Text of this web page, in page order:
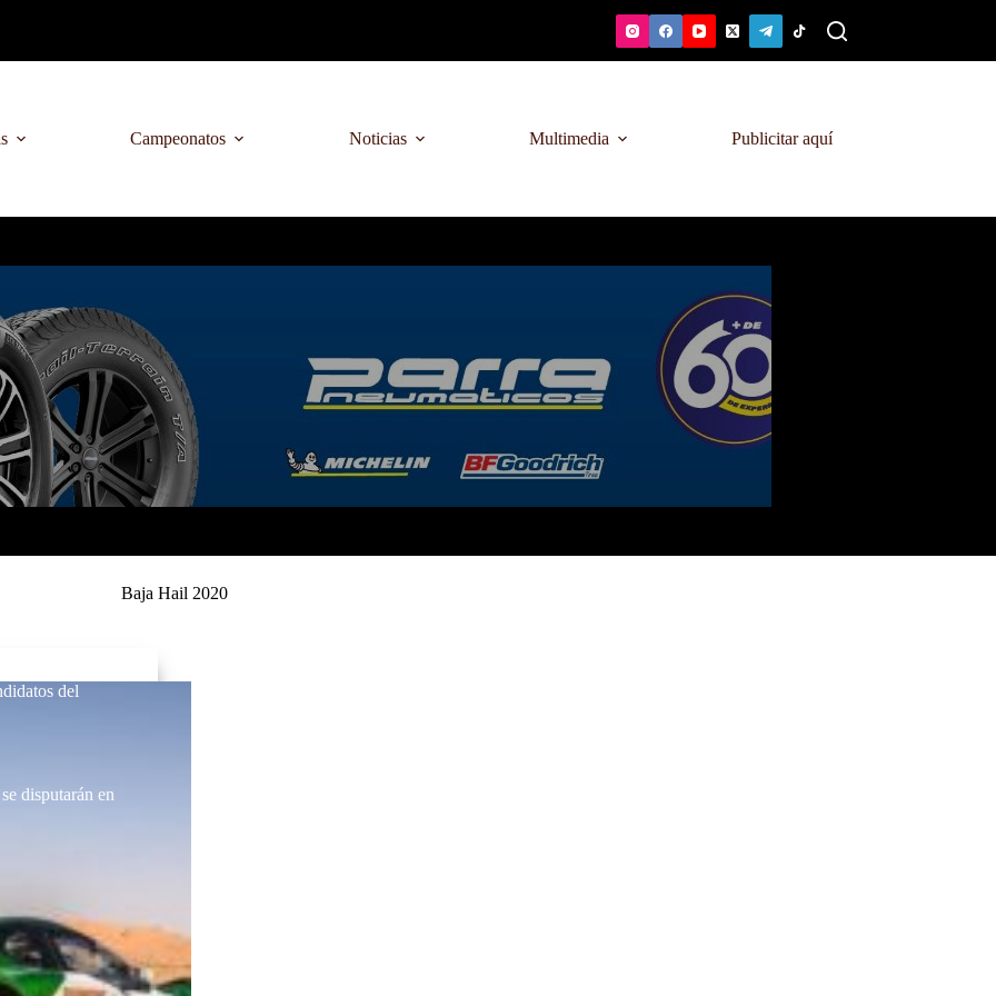
Campeonatos Noticias Multimedia Publicitar aquí
Baja Hail 2020
del
disputarán en